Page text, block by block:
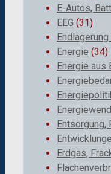
E-Autos,
EEG (31)
Energie (34)
Energie aus
Entsorgung,
Erdgas,